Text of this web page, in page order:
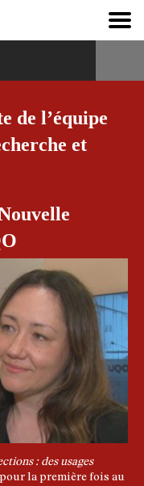
de l’équipe
et
: des usages
la première fois au